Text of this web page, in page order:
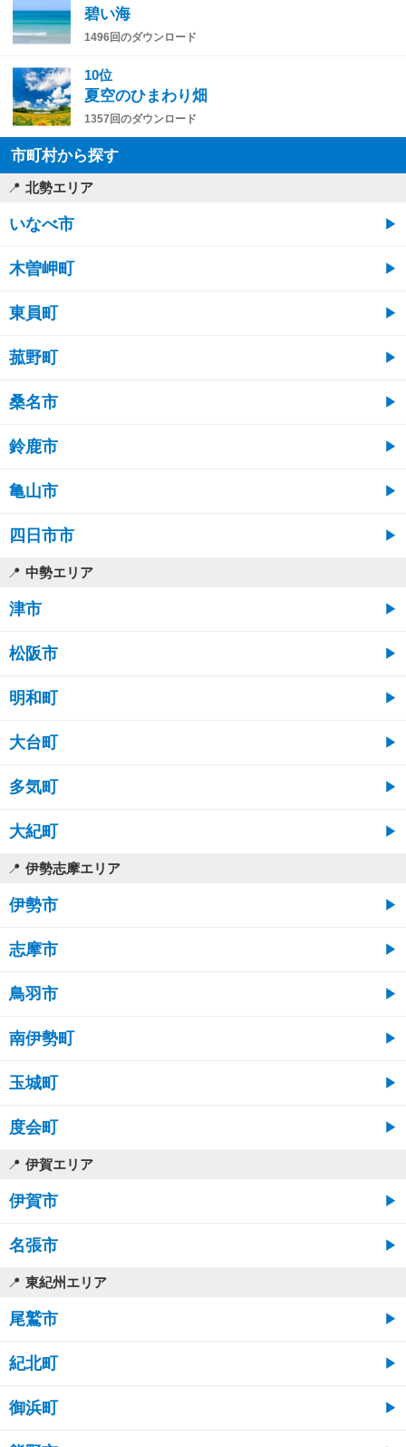
碧い海
1496回のダウンロード
10位
夏空のひまわり畑
1357回のダウンロード
市町村から探す
北勢エリア
いなべ市
木曽岬町
東員町
菰野町
桑名市
鈴鹿市
亀山市
四日市市
中勢エリア
津市
松阪市
明和町
大台町
多気町
大紀町
伊勢志摩エリア
伊勢市
志摩市
鳥羽市
南伊勢町
玉城町
度会町
伊賀エリア
伊賀市
名張市
東紀州エリア
尾鷲市
紀北町
御浜町